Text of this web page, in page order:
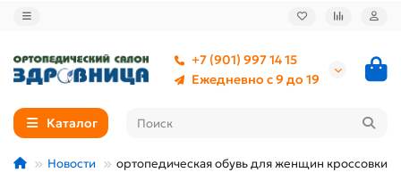
+7 (901) 997 14 15
Ежедневно с 9 до 19
Каталог
Новости ортопедическая обувь для женщин кроссовки